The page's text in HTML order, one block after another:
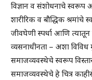
विज्ञान व संशोधनाचे स्वरूप
शारीरिक व बौद्धिक
जीवघेणी स्पर्धा आणि
व्यसनाधीनता – अशा
समाजव्यवस्थेचे स्वरूप
समाजव्यवस्थेचे हे चित्र